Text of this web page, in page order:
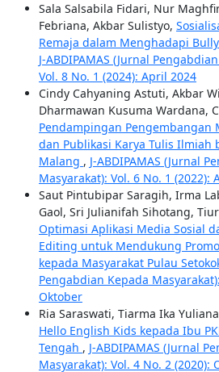
Sala Salsabila Fidari, Nur
Febriana, Akbar Sulistyo,
Remaja dalam Menghadapi
J-ABDIPAMAS (Jurnal
Vol. 8 No. 1 (2024): April 2024
Cindy Cahyaning Astuti, Akbar
Dharmawan Kusuma Wardana,
Pendampingan Pengembangan
dan Publikasi Karya Tulis Ilmiah
Malang , J-ABDIPAMAS (Jurnal
Masyarakat): Vol. 6 No. 1 (2022):
Saut Pintubipar Saragih, Irma
Gaol, Sri Julianifah Sihotang,
Optimasi Aplikasi Media Sosial
Editing untuk Mendukung
kepada Masyarakat Pulau
Pengabdian Kepada
Oktober
Ria Saraswati, Tiarma Ika
Hello English Kids kepada Ibu
Tengah , J-ABDIPAMAS (Jurnal
Masyarakat): Vol. 4 No. 2 (2020):